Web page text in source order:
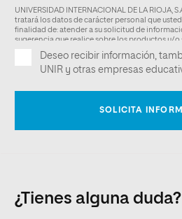
¿Tienes alguna duda?